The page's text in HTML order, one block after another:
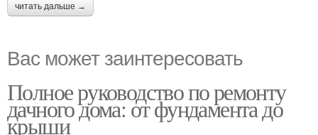
читать дальше →
Вас может заинтересовать
Полное руководство по ремонту
дачного дома: от фундамента до
крыши